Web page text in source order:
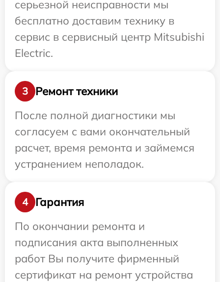
серьезной неисправности мы
бесплатно доставим технику в
сервис в сервисный центр Mitsubishi
Electric.
3
Ремонт техники
После полной диагностики мы
согласуем с вами окончательный
расчет, время ремонта и займемся
устранением неполадок.
4
Гарантия
По окончании ремонта и
подписания акта выполненных
работ Вы получите фирменный
сертификат на ремонт устройства